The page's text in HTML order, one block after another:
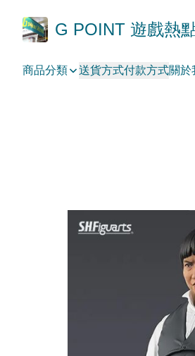
G POINT 遊戲熱
商品分類 送貨方式付款方式關於